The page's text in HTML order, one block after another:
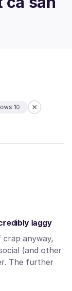
10
laggy
crap anyway,
(and other
The further